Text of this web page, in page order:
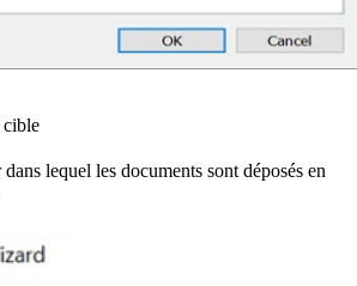
cible
lequel les documents sont déposés en